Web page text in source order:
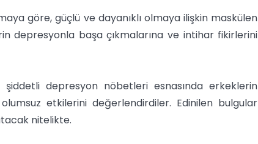
göre, güçlü ve dayanıklı olmaya ilişkin maskülen
depresyonla başa çıkmalarına ve intihar fikirlerini
şiddetli depresyon nöbetleri esnasında erkeklerin
etkilerini değerlendirdiler. Edinilen bulgular
nitelikte.